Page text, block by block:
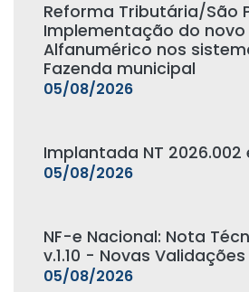
Reforma Tributária/São
Implementação do novo
Alfanumérico nos
Fazenda municipal
05/08/2026
Implantada NT 2026.002
05/08/2026
NF-e Nacional: Nota
v.1.10 - Novas Validações
05/08/2026